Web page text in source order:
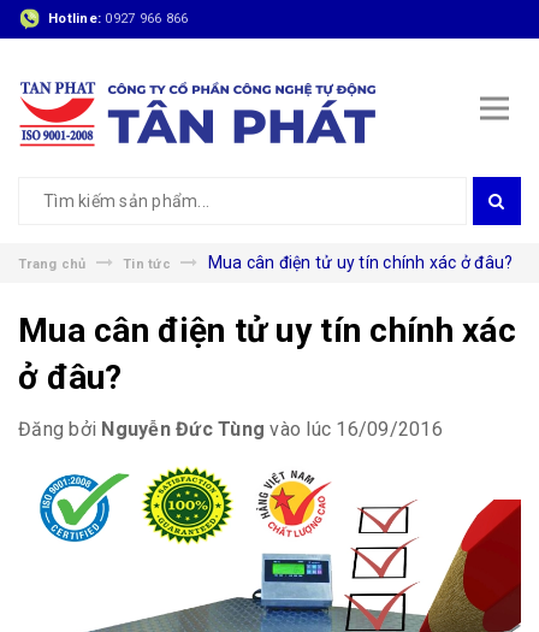
Hotline: 0927 966 866
Trang chủ Tin tức Mua cân điện tử uy tín chính xác ở đâu?
Mua cân điện tử uy tín chính xác
ở đâu?
Đăng bởi Nguyễn Đức Tùng vào lúc 16/09/2016